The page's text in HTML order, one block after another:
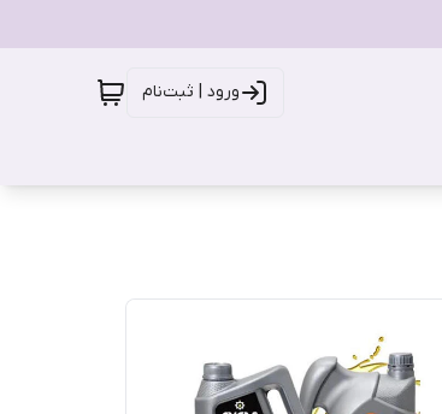
ورود | ثبت‌نام